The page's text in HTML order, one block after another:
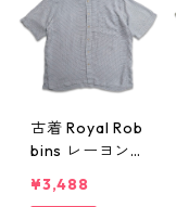
古着 Royal Rob
bins レーヨン
ックスシャツ
¥3,488